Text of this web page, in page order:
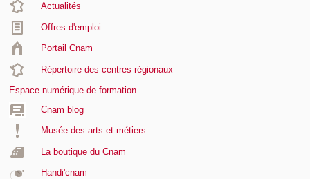
Actualités
Offres d'emploi
Portail Cnam
Répertoire des centres régionaux
Espace numérique de formation
Cnam blog
Musée des arts et métiers
La boutique du Cnam
Handi'cnam